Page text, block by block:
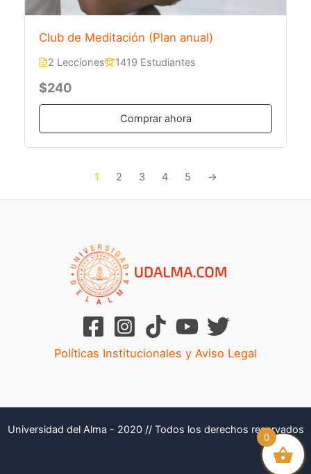
Club de Meditación (Plan anual)
2 Lecciones 1419 Estudiantes
$240
Comprar ahora
1 2 3 4 5 →
Políticas Institucionales y Aviso Legal
Universidad del Alma - 2020 // Todos los derechos reservados
0